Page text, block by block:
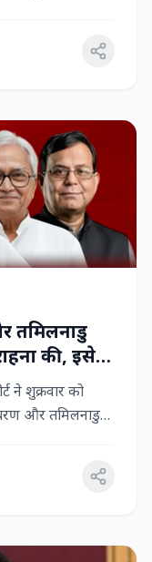
तमिलनाडु
की, इसे
ने शुक्रवार को
और तमिलनाडु